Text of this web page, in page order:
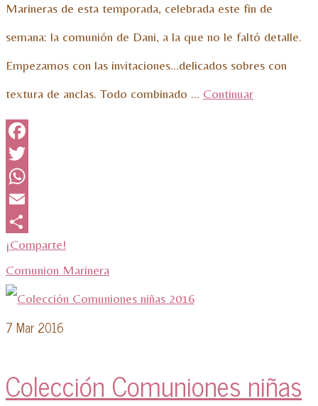
Marineras de esta temporada, celebrada este fin de
semana: la comunión de Dani, a la que no le faltó detalle.
Empezamos con las invitaciones…delicados sobres con
textura de anclas. Todo combinado … Continuar
Facebook
Twitter
WhatsApp
Email
¡Comparte!
Comunion Marinera
7 Mar 2016
Colección Comuniones niñas